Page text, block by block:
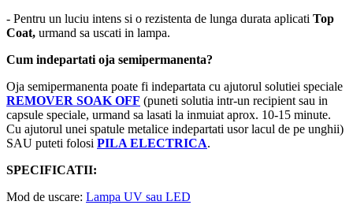
- Pentru un luciu intens si o rezistenta de lunga durata aplicati Top
Coat, urmand sa uscati in lampa.
Cum indepartati oja semipermanenta?
Oja semipermanenta poate fi indepartata cu ajutorul solutiei speciale
REMOVER SOAK OFF (puneti solutia intr-un recipient sau in
capsule speciale, urmand sa lasati la inmuiat aprox. 10-15 minute.
Cu ajutorul unei spatule metalice indepartati usor lacul de pe unghii)
SAU puteti folosi PILA ELECTRICA.
SPECIFICATII:
Mod de uscare: Lampa UV sau LED